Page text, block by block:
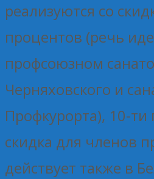
реализуются со
процентов (речь
профсоюзном
Черняховского и
Профкурорта), 10-ти
скидка для членов
действует также в